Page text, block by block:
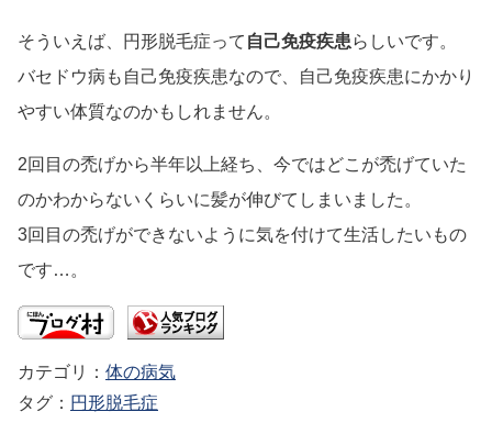
そういえば、円形脱毛症って 自己免疫疾患らしいです。
バセドウ病も自己免疫疾患なので、自己免疫疾患にかかり
やすい体質なのかもしれません。
2回目の禿げから半年以上経ち、今ではどこが禿げていた
のかわからないくらいに髪が伸びてしまいました。
3回目の禿げができないように気を付けて生活したいもの
です…。
体の病気
円形脱毛症